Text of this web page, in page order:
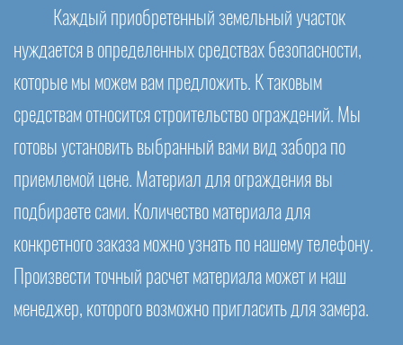
Каждый приобретенный земельный участок
нуждается в определенных средствах безопасности,
которые мы можем вам предложить. К таковым
средствам относится строительство ограждений. Мы
готовы установить выбранный вами вид забора по
приемлемой цене. Материал для ограждения вы
подбираете сами. Количество материала для
конкретного заказа можно узнать по нашему телефону.
Произвести точный расчет материала может и наш
менеджер, которого возможно пригласить для замера.